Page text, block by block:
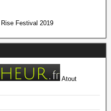
Rise Festival 2019
Atout